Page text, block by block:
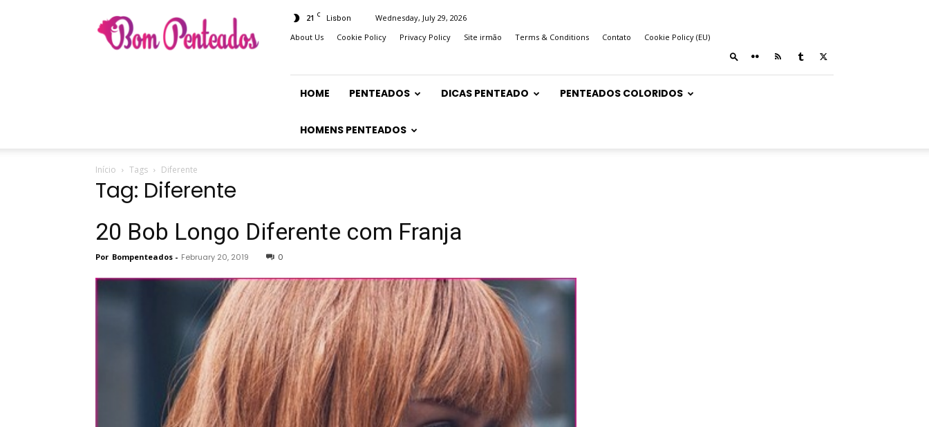
Penteados
21 C Lisbon
Wednesday, July 29, 2026
About Us
Cookie Policy Privacy Policy Site irmão Terms & Conditions Contato Cookie Policy (EU)
HOME PENTEADOS DICAS PENTEADO PENTEADOS COLORIDOS
HOMENS PENTEADOS
Início Tags Diferente
Tag: Diferente
20 Bob Longo Diferente com Franja
Por Bompenteados - February 20, 2019 0